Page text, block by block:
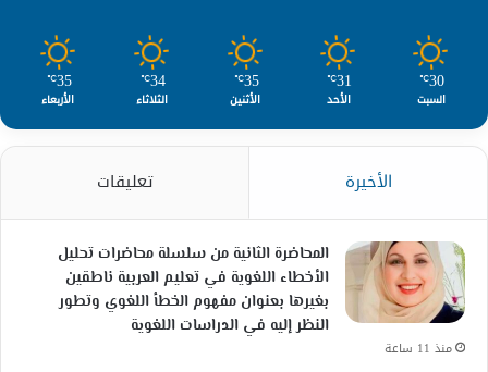
30
℃
السبت
31
℃
الأحد
35
℃
الأثنين
34
℃
الثلاثاء
35
℃
الأربعاء
الأخيرة تعليقات
المحاضرة الثانية من سلسلة محاضرات تحليل
الأخطاء اللغوية في تعليم العربية ناطقين
بغيرها بعنوان مفهوم الخطأ اللغوي وتطور
النظر إليه في الدراسات اللغوية
منذ 11 ساعة